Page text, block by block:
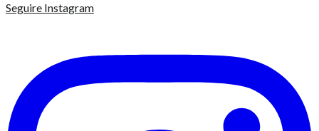
Seguire Instagram